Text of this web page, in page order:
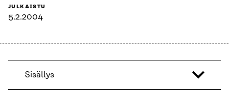
JULKAISTU
5.2.2004
Sisällys